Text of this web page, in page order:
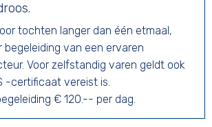
roos.
tochten langer dan één etmaal,
begeleiding van een ervaren
Voor zelfstandig varen geldt ook
-certificaat vereist is.
€ 120.-- per dag.